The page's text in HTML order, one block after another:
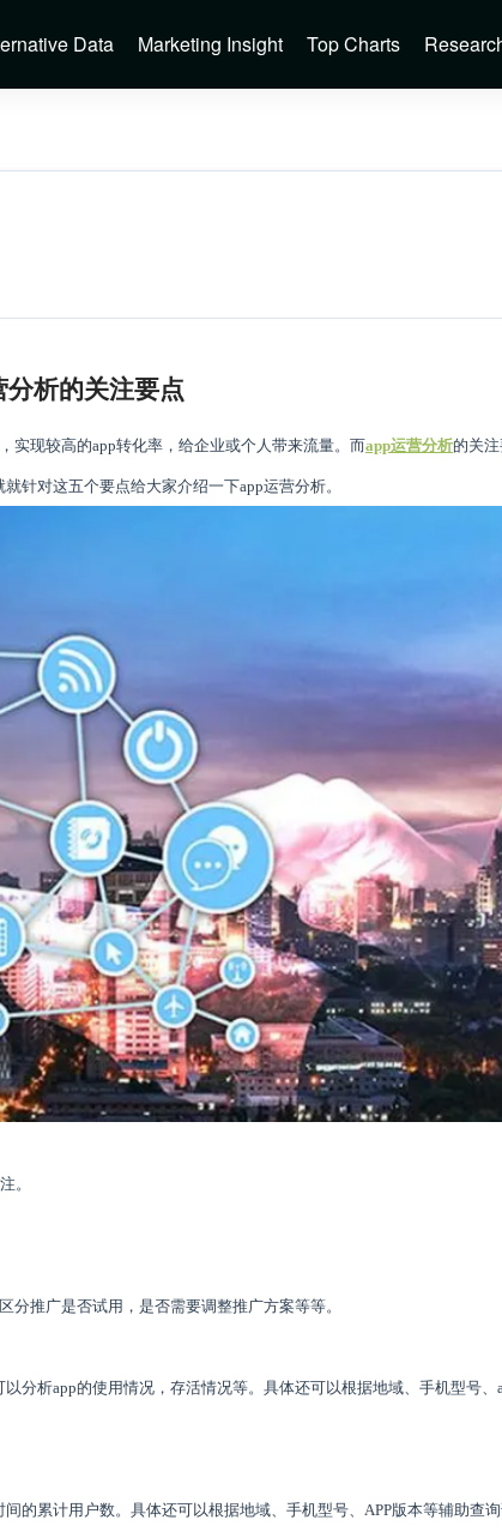
Data Marketing Insight Top Charts
分析的关注要点
实现较高的app转化率，给企业或个人带来流量。而app运营分析的关
针对这五个要点给大家介绍一下app运营分析。
。
分推广是否试用，是否需要调整推广方案等等。
分析app的使用情况，存活情况等。具体还可以根据地域、手机型号、
的累计用户数。具体还可以根据地域、手机型号、APP版本等辅助查